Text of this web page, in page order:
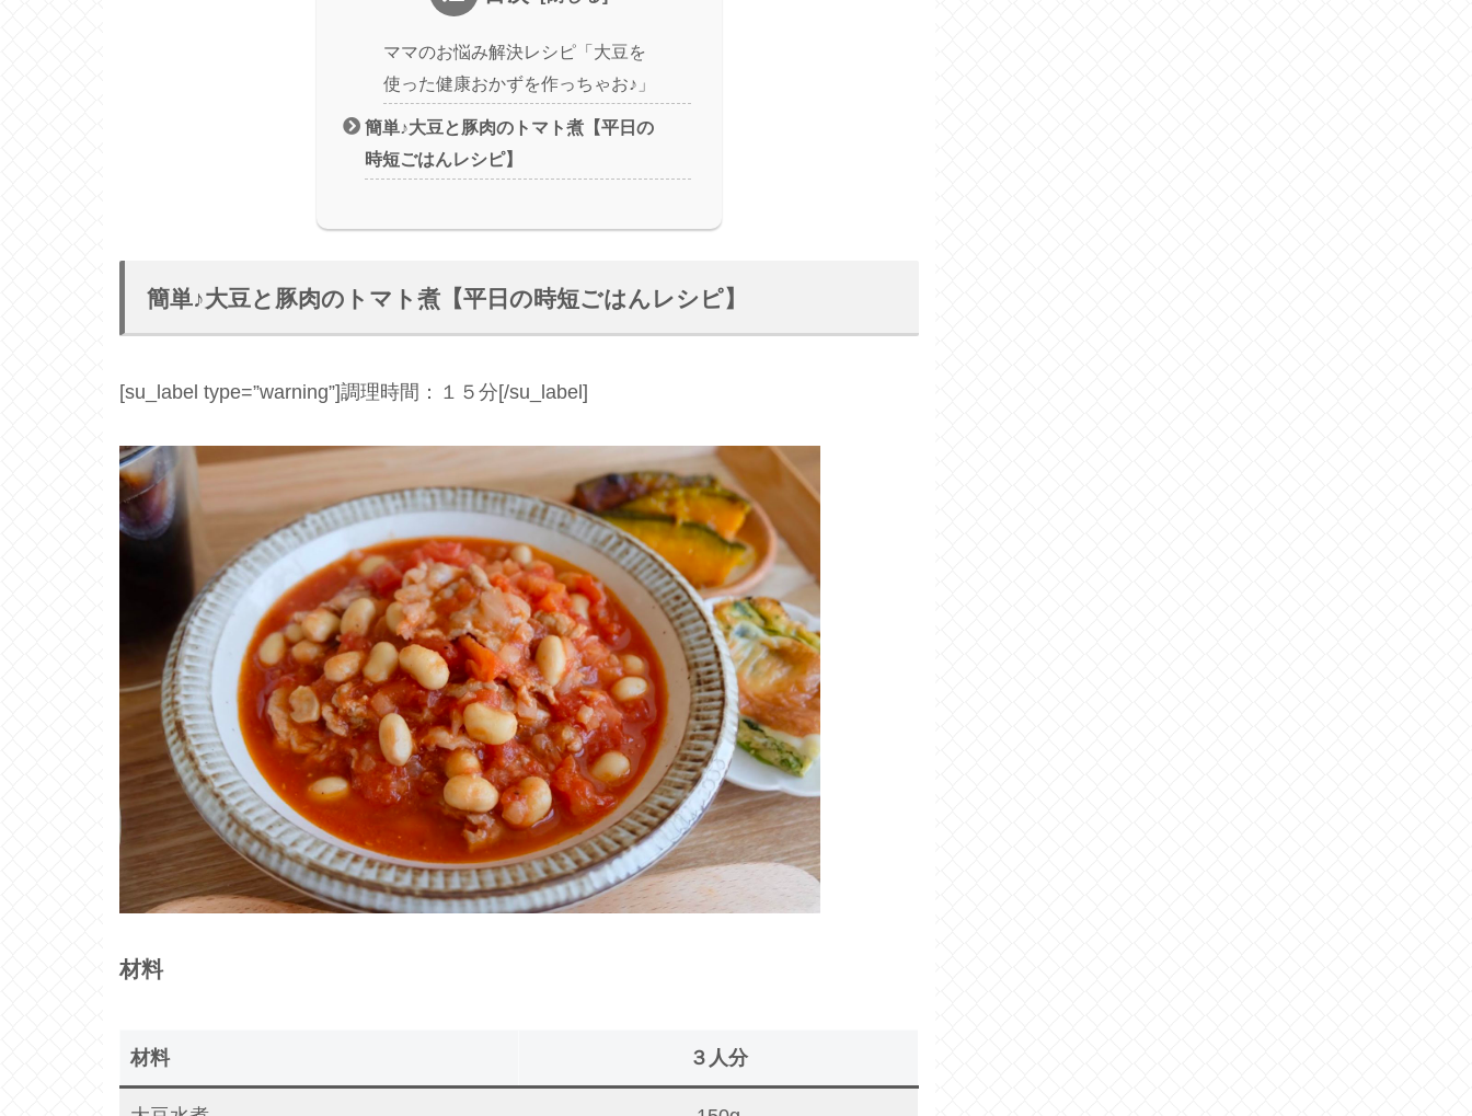
ママのお悩み解決レシピ「大豆を
使った健康おかずを作っちゃお♪」
簡単♪大豆と豚肉のトマト煮【平日の
時短ごはんレシピ】
簡単♪大豆と豚肉のトマト煮【平日の時短ごはんレシピ】
[su_label type=”warning”]調理時間：１５分[/su_label]
材料
材料 ３人分